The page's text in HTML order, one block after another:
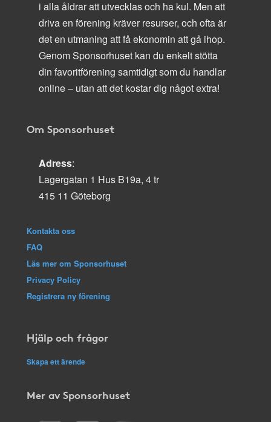
i alla åldrar att utvecklas och ha kul. Men att
driva en förening kräver resurser, och ofta är
det en utmaning att få ekonomin att gå ihop.
Genom Sponsorhuset kan du enkelt stötta
din favoritförening samtidigt som du handlar
online – utan att det kostar dig något extra!
Om Sponsorhuset
Adress:
Lagergatan 1 Hus B19a, 4 tr
415 11 Göteborg
Kontakta oss
FAQ
Läs mer om Sponsorhuset
Privacy Policy
Registrera ny förening
Hjälp och frågor
Skapa ett ärende
Mer av Sponsorhuset